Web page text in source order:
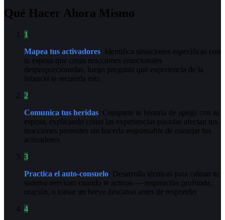
Qué Hacer Ahora Mismo
1
Mapea tus activadores: Identifica situaciones específicas con
tu esposa que crean reacciones emocionales
desproporcionadas, luego pregunta qué experiencia de la
infancia te recuerda esto
2
Comunica tus heridas: Comparte tu historia de apego con tu
esposa, explicando cómo las experiencias pasadas afectan tus
reacciones presentes sin hacerla responsable de manejar tus
activadores
3
Practica el auto-consuelo: Desarrolla técnicas para calmar tu
sistema nervioso cuando te activas — respiración profunda,
oración, o tomar un breve descanso antes de responder
4